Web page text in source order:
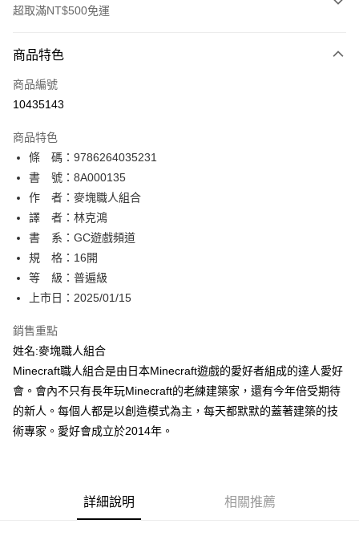
超取滿NT$500免運
信用卡一次付款
超商取貨付款
相關說明
【關於「AFTEE先享後付」】
AFTEE先享後付是「在收到商品之後才付款」的支付方式。 讓您購物簡單
便利好安心！
１．簡單：不需註冊會員、不需綁卡、不需儲值。
２．便利：只要手機號碼，簡訊認證，即可結帳。
３．安心：先確認商品／服務後，再付款。
【「AFTEE先享後付」結帳流程】
１．於結帳方式選擇「AFTEE先享後付」後，將跳轉至「AFTEE先享後付」
結帳頁面，進行簡訊認證並確認金額後，即可完成結帳。
２．訂單成立數日內，您將收到繳費通知簡訊。
ATM／網路銀行／等多元方式進行付款，方視為交易完成。
※ 請注意：結帳手續完成當下不需立刻繳費，但若您需要取消訂單，請聯絡
購買商品的店家。未經商家同意取消之訂單仍視為有效，需透過AFTEE先享
後付繳納相關費用。
※ 交易是否成功請以「AFTEE先享後付 」之結帳頁面顯示為準，若有關於
是否繳費成功／繳費後需取消欲退款等相關疑問，請聯繫「AFTEE先享後付
權轉讓予恩沛科技股份有限公司。
２．關於個人資料處理事宜，請瀏覽以下網址：
https://aftee.tw/terms/#terms3
ATM付款
運送方式
全家取貨付款
每筆NT$80，滿NT$500(含以上)免運費
付款後全家取貨
每筆NT$80，滿NT$500(含以上)免運費
付款後萊爾富取貨
每筆NT$80，滿NT$500(含以上)免運費
付款後7-11取貨
每筆NT$80，滿NT$500(含以上)免運費
商品特色
商品編號
10435143
商品特色
條 碼：9786264035231
書 號：8A000135
作 者：麥塊職人組合
譯 者：林克鴻
書 系：GC遊戲頻道
規 格：16開
等 級：普遍級
上市日：2025/01/15
銷售重點
姓名:麥塊職人組合
Minecraft職人組合是由日本Minecraft遊戲的愛好者組成的達人愛好
會。會內不只有長年玩Minecraft的老練建築家，還有今年倍受期待
的新人。每個人都是以創造模式為主，每天都默默的蓋著建築的技
術專家。愛好會成立於2014年。
詳細說明 相關推薦